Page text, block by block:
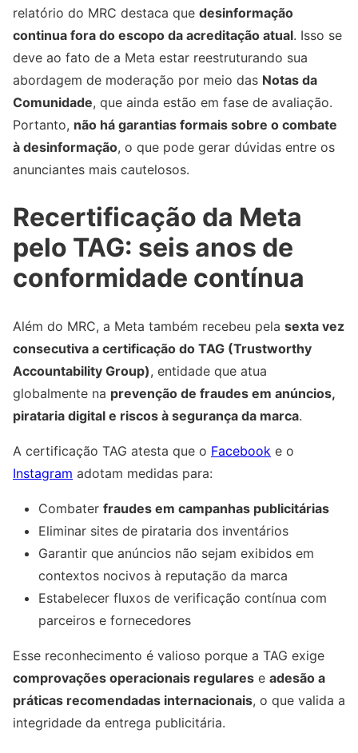
relatório do MRC destaca que desinformação
continua fora do escopo da acreditação atual. Isso se
deve ao fato de a Meta estar reestruturando sua
abordagem de moderação por meio das Notas da
Comunidade, que ainda estão em fase de avaliação.
Portanto, não há garantias formais sobre o combate
à desinformação, o que pode gerar dúvidas entre os
anunciantes mais cautelosos.
Recertificação da Meta
pelo TAG: seis anos de
conformidade contínua
Além do MRC, a Meta também recebeu pela sexta vez
consecutiva a certificação do TAG (Trustworthy
Accountability Group), entidade que atua
globalmente na prevenção de fraudes em anúncios,
pirataria digital e riscos à segurança da marca.
A certificação TAG atesta que o Facebook e o
Instagram adotam medidas para:
Combater fraudes em campanhas publicitárias
Eliminar sites de pirataria dos inventários
Garantir que anúncios não sejam exibidos em
contextos nocivos à reputação da marca
Estabelecer fluxos de verificação contínua com
parceiros e fornecedores
Esse reconhecimento é valioso porque a TAG exige
comprovações operacionais regulares e adesão a
práticas recomendadas internacionais, o que valida a
integridade da entrega publicitária.